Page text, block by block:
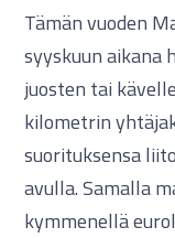
Tämän vuoden
syyskuun aikana
juosten tai
kilometrin
suorituksensa
avulla. Samalla
kymmenellä